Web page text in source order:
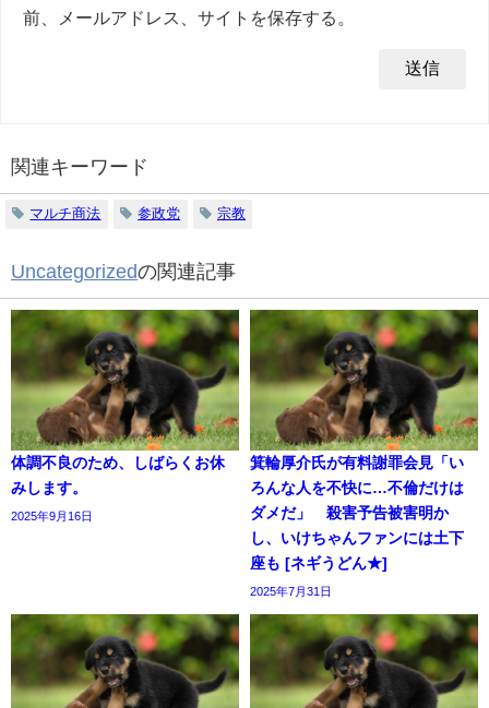
前、メールアドレス、サイトを保存する。
関連キーワード
マルチ商法 参政党 宗教
Uncategorizedの関連記事
体調不良のため、しばらくお休
みします。
2025年9月16日
箕輪厚介氏が有料謝罪会見「い
ろんな人を不快に…不倫だけは
ダメだ」 殺害予告被害明か
し、いけちゃんファンには土下
座も [ネギうどん★]
2025年7月31日